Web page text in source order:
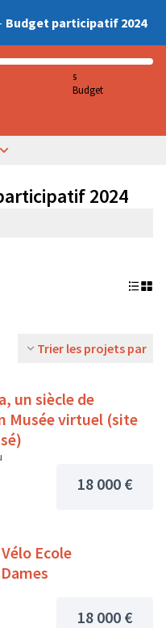
Budget participatif 2024
5
Budget
2024
Trier les projets par
un siècle de
Musée virtuel (site
18 000 €
Ecole
18 000 €